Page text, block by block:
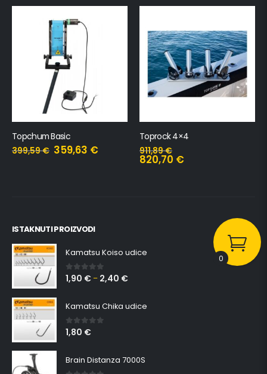
Topchum Basic
399,59€ 359,63 €
Toprock 4×4
911,89€
820,70 €
ISTAKNUTI PROIZVODI
Kamatsu Koiso udice
0 out of 5
1,90 € – 2,40 €
Kamatsu Chika udice
0 out of 5
1,80 €
Brain Distanza 7000S
0